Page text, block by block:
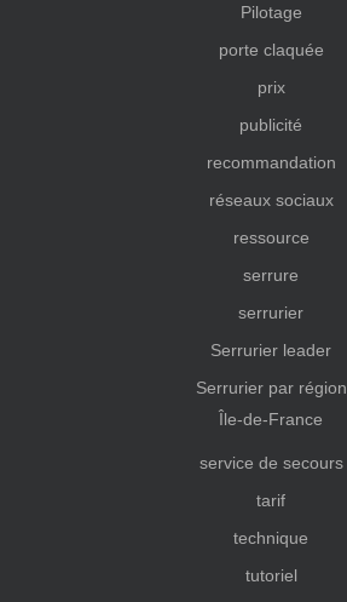
Pilotage
porte claquée
prix
publicité
recommandation
réseaux sociaux
ressource
serrure
serrurier
Serrurier leader
Serrurier par région
Île-de-France
service de secours
tarif
technique
tutoriel